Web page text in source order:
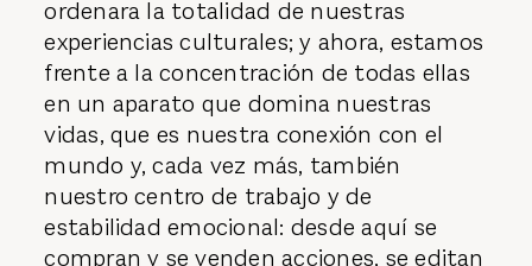
ordenara la totalidad de nuestras
experiencias culturales; y ahora, estamos
frente a la concentración de todas ellas
en un aparato que domina nuestras
vidas, que es nuestra conexión con el
mundo y, cada vez más, también
nuestro centro de trabajo y de
estabilidad emocional: desde aquí se
compran y se venden acciones, se editan